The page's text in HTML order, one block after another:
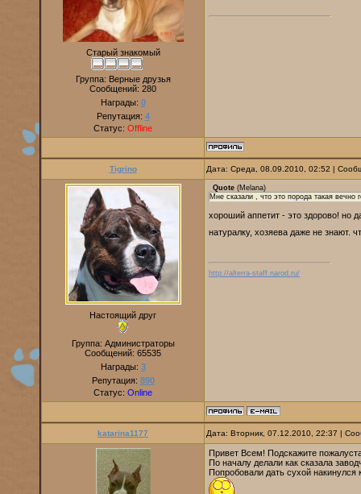
Старый знакомый
Группа: Верные друзья
Сообщений: 280
Награды: 0
Репутация: 4
Статус: Offline
Tigrino Дата: Среда, 08.09.2010, 02:52 |
Настоящий друг
Группа: Администраторы
Сообщений: 65535
Награды: 3
Репутация: 890
Статус: Online
Quote (Melana)
Мне сказали , что это порода такая вечно
хороший аппетит - это здорово! но
натуралку, хозяева даже не знают.
http://alterra-staff.narod.ru/
katarina1177 Дата: Вторник, 07.12.2010, 22:37 |
Привет Всем! Подскажите
По началу делали как сказала
Попробовали дать сухой накинулся